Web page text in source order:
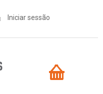
Iniciar sessão